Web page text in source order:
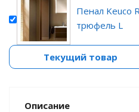
Пенал Keuco
трюфель L
Текущий товар
Описание